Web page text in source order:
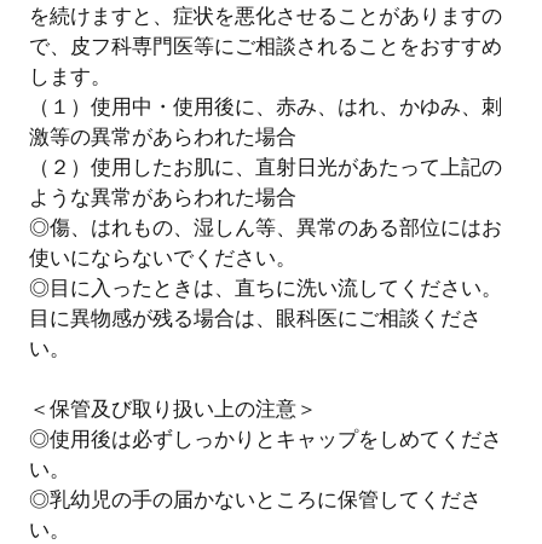
を続けますと、症状を悪化させることがありますの
で、皮フ科専門医等にご相談されることをおすすめ
します。
（１）使用中・使用後に、赤み、はれ、かゆみ、刺
激等の異常があらわれた場合
（２）使用したお肌に、直射日光があたって上記の
ような異常があらわれた場合
◎傷、はれもの、湿しん等、異常のある部位にはお
使いにならないでください。
◎目に入ったときは、直ちに洗い流してください。
目に異物感が残る場合は、眼科医にご相談くださ
い。
＜保管及び取り扱い上の注意＞
◎使用後は必ずしっかりとキャップをしめてくださ
い。
◎乳幼児の手の届かないところに保管してくださ
い。